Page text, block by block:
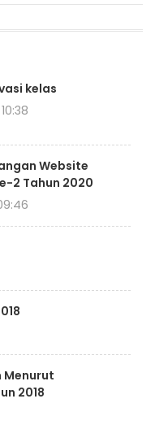
kelas
Website
2 Tahun 2020
Menurut
2018